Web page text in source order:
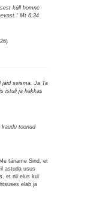
küll homne
Mt 6:34
jäid seisma. Ja Ta
istuli ja hakkas
kaudu toonud
täname Sind, et
astuda usus
et nii elus kui
elab ja